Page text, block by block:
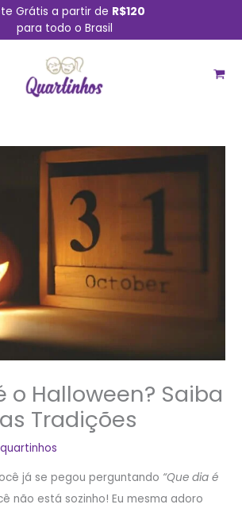
Grátis a partir de R$120
para todo o Brasil
o Halloween? Saiba
Tradições
quartinhos
já se pegou perguntando “Que dia é
não está sozinho! Eu mesma adoro